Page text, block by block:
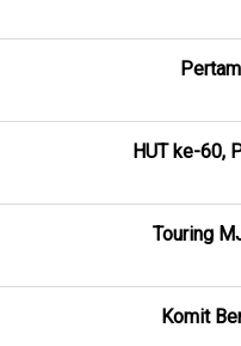
HUT ke-60,
Touring
Komit